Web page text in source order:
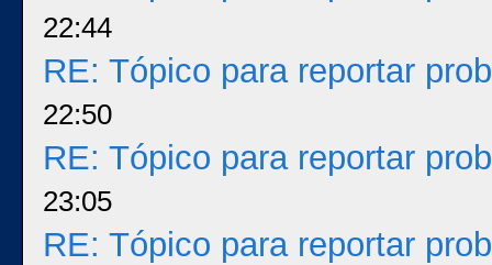
22:44
RE: Tópico para reportar
22:50
RE: Tópico para reportar
23:05
RE: Tópico para reportar